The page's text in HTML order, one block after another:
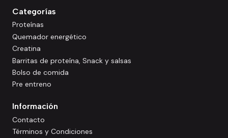
Categorías
Proteínas
Quemador energético
Creatina
Barritas de proteína, Snack y salsas
Bolso de comida
Pre entreno
Información
Contacto
Términos y Condiciones